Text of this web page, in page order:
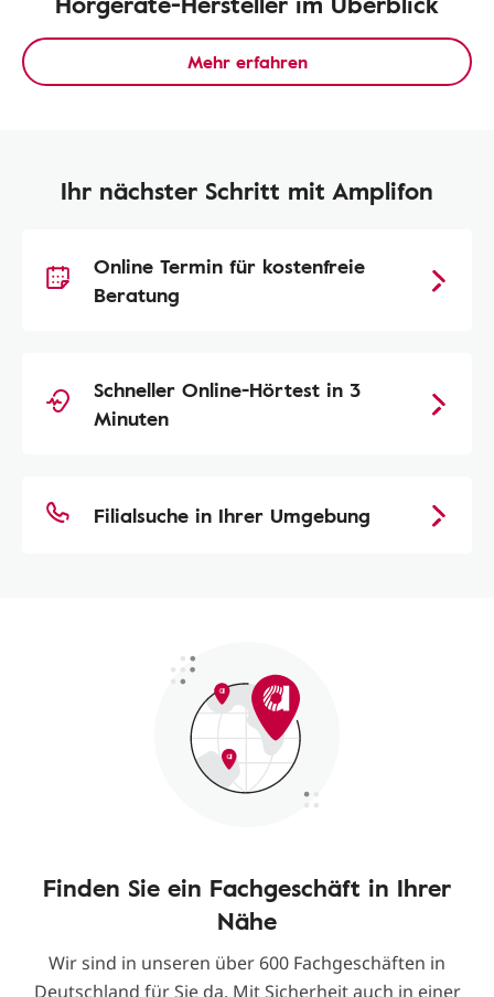
Mehr erfahren
Ihr nächster Schritt mit Amplifon
Online Termin für kostenfreie
Beratung
Schneller Online-Hörtest in 3
Minuten
Filialsuche in Ihrer Umgebung
Finden Sie ein Fachgeschäft in Ihrer
Nähe
Wir sind in unseren über 600 Fachgeschäften in
Deutschland für Sie da. Mit Sicherheit auch in einer